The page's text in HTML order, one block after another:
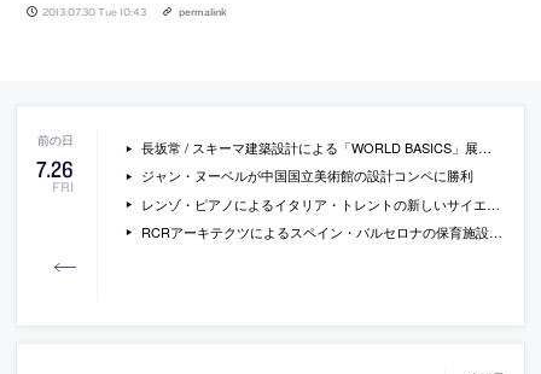
2013.07.30 Tue 10:43 permalink
7.26
FRI
長坂常 / スキーマ建築設計による「WORLD BASICS」展示会場デザインの写真
ジャン・ヌーベルが中国国立美術館の設計コンペに勝利
レンゾ・ピアノによるイタリア・トレントの新しいサイエンス・ミュージアムの写真
RCRアーキテクツによるスペイン・バルセロナの保育施設「Els Colors」の写真など